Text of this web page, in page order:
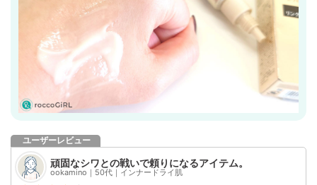
ユーザーレビュー
頑固なシワとの戦いで頼りになるアイテム。
ookamino｜50代｜インナードライ肌